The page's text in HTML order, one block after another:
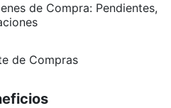
de Compra: Pendientes,
de Compras